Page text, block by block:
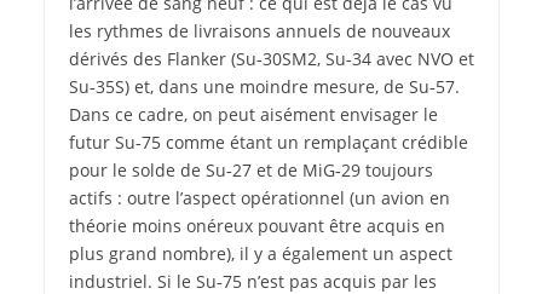
les rythmes de livraisons annuels de nouveaux
dérivés des Flanker (Su‑30SM2, Su‑34 avec NVO et
Su‑35S) et, dans une moindre mesure, de Su‑57.
Dans ce cadre, on peut aisément envisager le
futur Su‑75 comme étant un remplaçant crédible
pour le solde de Su‑27 et de MiG‑29 toujours
actifs : outre l’aspect opérationnel (un avion en
théorie moins onéreux pouvant être acquis en
plus grand nombre), il y a également un aspect
industriel. Si le Su‑75 n’est pas acquis par les